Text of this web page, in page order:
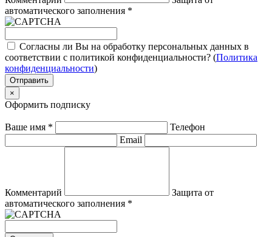
автоматического заполнения *
Согласны ли Вы на обработку персональных данных в
соответствии с политикой конфиденциальности? (Политика
конфиденциальности)
Отправить
×
Оформить подписку
Ваше имя *
Телефон
Email
Комментарий
Защита от
автоматического заполнения *